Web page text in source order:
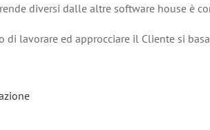
diversi dalle altre software house è
di lavorare ed approcciare il Cliente si